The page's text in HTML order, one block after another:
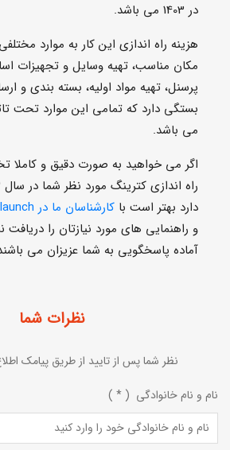
بستگی دارد که تمامی این موارد تحت تاثیر
اگر می خواهید به صورت دقیق و کاملا
دارد بهتر است باکارشناسان ما در kmc-launch
و راهنمایی های مورد نیازتان را دریافت
نظرات شما
نظر شما پس از تایید از طریق پیامک
شماره تماس (*)
توضیحات (*)